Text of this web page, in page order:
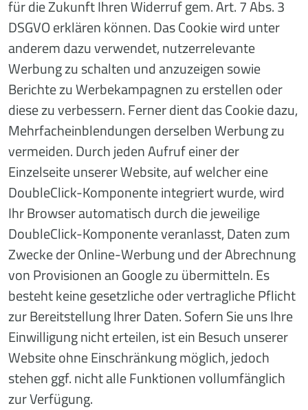
für die Zukunft Ihren Widerruf gem. Art. 7 Abs. 3
DSGVO erklären können. Das Cookie wird unter
anderem dazu verwendet, nutzerrelevante
Werbung zu schalten und anzuzeigen sowie
Berichte zu Werbekampagnen zu erstellen oder
diese zu verbessern. Ferner dient das Cookie dazu,
Mehrfacheinblendungen derselben Werbung zu
vermeiden. Durch jeden Aufruf einer der
Einzelseite unserer Website, auf welcher eine
DoubleClick-Komponente integriert wurde, wird
Ihr Browser automatisch durch die jeweilige
DoubleClick-Komponente veranlasst, Daten zum
Zwecke der Online-Werbung und der Abrechnung
von Provisionen an Google zu übermitteln. Es
besteht keine gesetzliche oder vertragliche Pflicht
zur Bereitstellung Ihrer Daten. Sofern Sie uns Ihre
Einwilligung nicht erteilen, ist ein Besuch unserer
Website ohne Einschränkung möglich, jedoch
stehen ggf. nicht alle Funktionen vollumfänglich
zur Verfügung.